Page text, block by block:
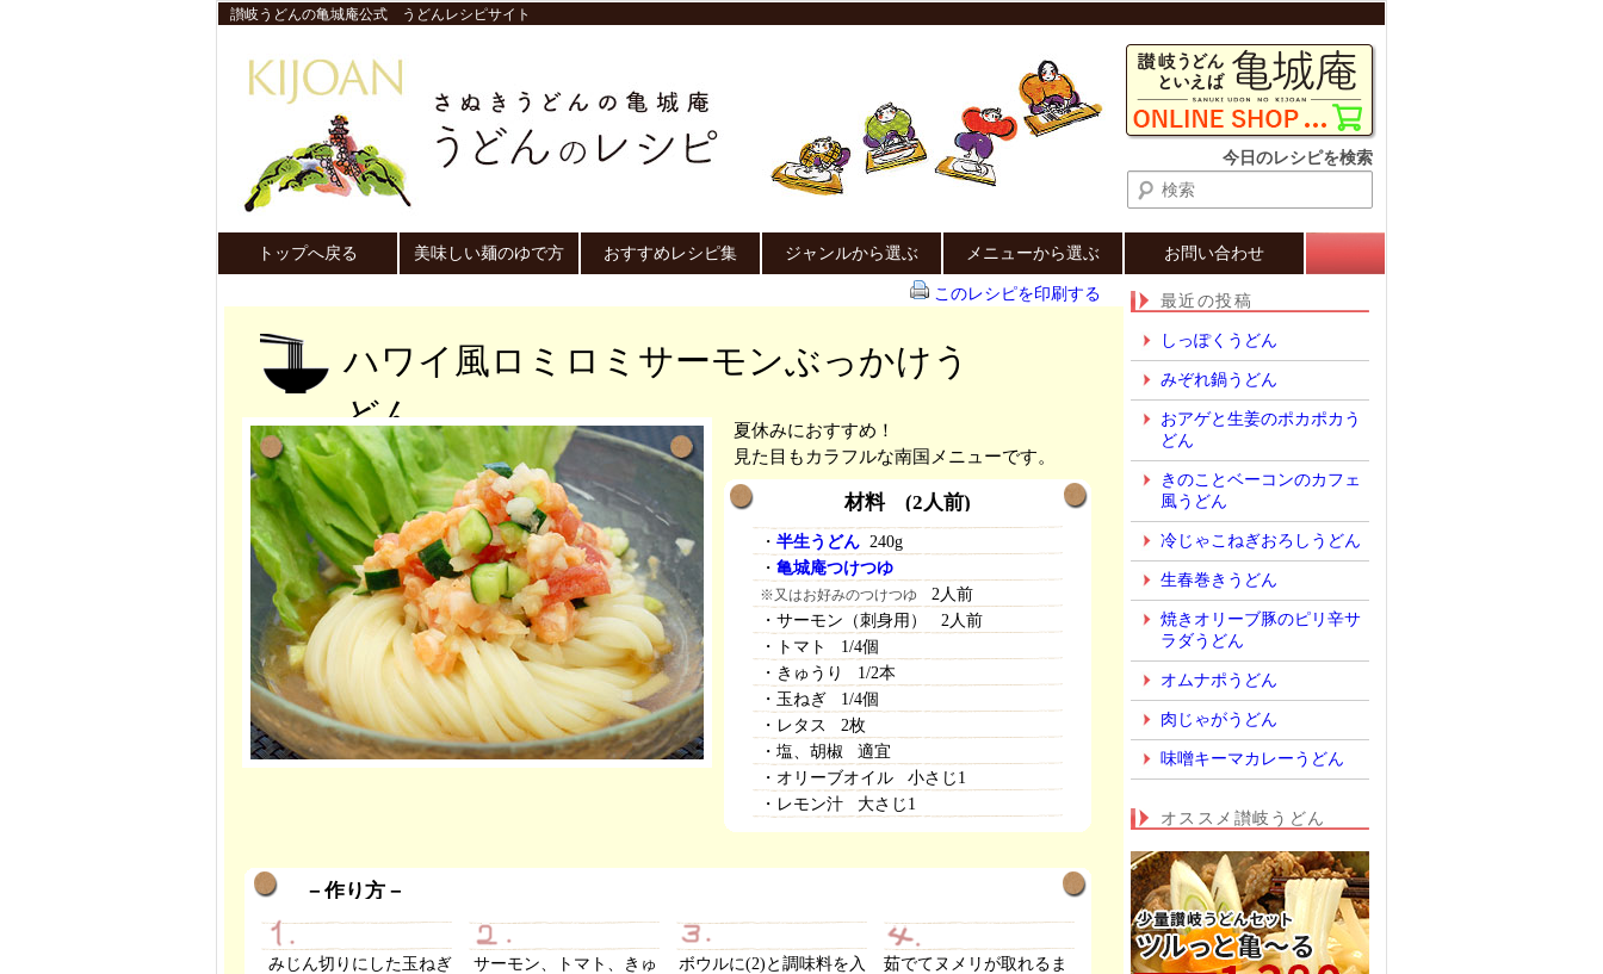
讃岐うどんの亀城庵公式 うどんレシピサイト
今日のレシピを検索
トップへ戻る 美味しい麺のゆで方 おすすめレシピ集 ジャンルから選ぶ メニューから選ぶ お問い合わせ
このレシピを印刷する
ハワイ風ロミロミサーモンぶっかけう
どん
夏休みにおすすめ！
見た目もカラフルな南国メニューです。
材料 (2人前)
・ 半生うどん 240g
・ 亀城庵つけつゆ
※又はお好みのつけつゆ
2人前
・サーモン（刺身用） 2人前
・トマト 1/4個
・きゅうり 1/2本
・玉ねぎ 1/4個
・レタス 2枚
・塩、胡椒 適宜
・オリーブオイル 小さじ1
・レモン汁 大さじ1
－作り方－
みじん切りにした玉ねぎ
サーモン、トマト、きゅ
ボウルに(2)と調味料を入
茹でてヌメリが取れるま
最近の投稿
しっぽくうどん
みぞれ鍋うどん
おアゲと生姜のポカポカう
どん
きのことベーコンのカフェ
風うどん
冷じゃこねぎおろしうどん
生春巻きうどん
焼きオリーブ豚のピリ辛サ
ラダうどん
オムナポうどん
肉じゃがうどん
味噌キーマカレーうどん
オススメ讃岐うどん